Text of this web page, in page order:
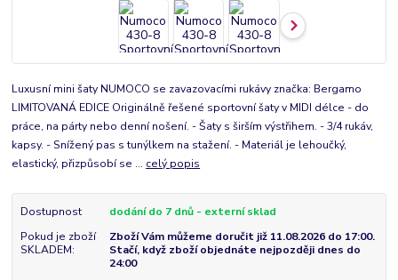
Luxusní mini šaty NUMOCO se zavazovacími rukávy značka: Bergamo
LIMITOVANÁ EDICE Originálně řešené sportovní šaty v MIDI délce - do
práce, na párty nebo denní nošení. - Šaty s širším výstřihem. - 3/4 rukáv,
kapsy. - Snížený pas s tunýlkem na stažení. - Materiál je lehoučký,
elastický, přizpůsobí se ... celý popis
Dostupnost
dodání do 7 dnů - externí sklad
Pokud je zboží
SKLADEM:
Zboží Vám můžeme doručit již 11.08.2026 do 17:00.
Stačí, když zboží objednáte nejpozději dnes do
24:00